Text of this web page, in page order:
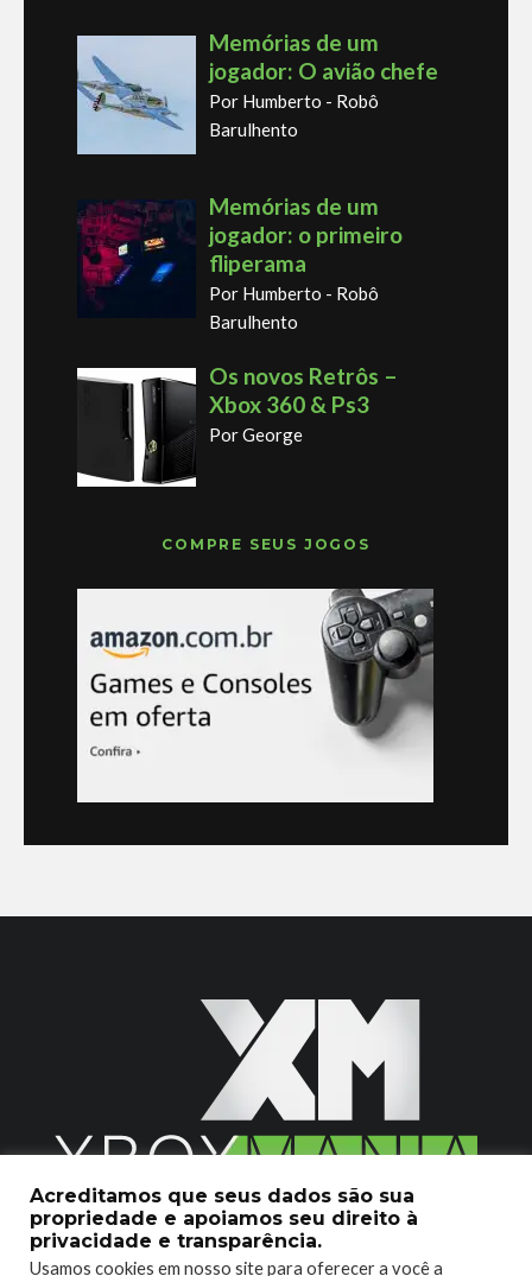
Memórias de um
jogador: O avião chefe
Por Humberto - Robô
Barulhento
Memórias de um
jogador: o primeiro
fliperama
Por Humberto - Robô
Barulhento
Os novos Retrôs –
Xbox 360 & Ps3
Por George
COMPRE SEUS JOGOS
2020 © Xboxmania. Todos os Direitos Reservados.
SOBRE O XBOX MANIA CONTATO
Acreditamos que seus dados são sua
propriedade e apoiamos seu direito à
privacidade e transparência.
Usamos cookies em nosso site para oferecer a você a